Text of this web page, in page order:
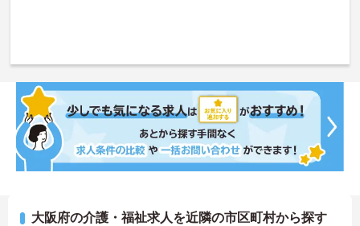
大阪府の介護・福祉求人を近隣の市区町村から探す